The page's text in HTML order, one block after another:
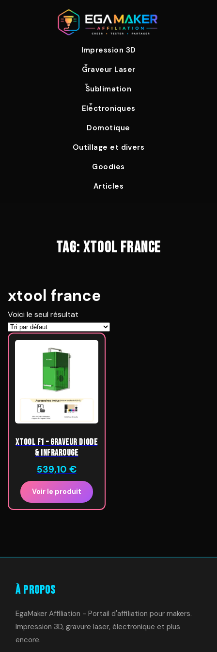
Impression 3D
Graveur Laser
Sublimation
Electroniques
Domotique
Outillage et divers
Goodies
Articles
TAG: XTOOL FRANCE
xtool france
Voici le seul résultat
xTool F1 – graveur diode
& infrarouge
539,10 €
Voir le produit
À Propos
EgaMaker Affiliation - Portail d'affiliation pour makers.
Impression 3D, gravure laser, électronique et plus
encore.